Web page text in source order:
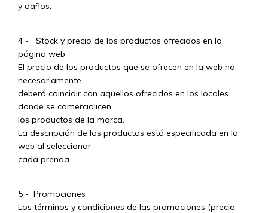
y daños.
4 - Stock y precio de los productos ofrecidos en la
página web
El precio de los productos que se ofrecen en la web no
necesariamente
deberá coincidir con aquellos ofrecidos en los locales
donde se comercialicen
los productos de la marca.
La descripción de los productos está especificada en la
web al seleccionar
cada prenda.
5 - Promociones
Los términos y condiciones de las promociones (precio,